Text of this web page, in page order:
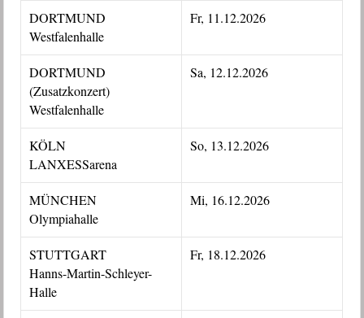
DORTMUND
Westfalenhalle
Fr, 11.12.2026
DORTMUND
(Zusatzkonzert)
Westfalenhalle
Sa, 12.12.2026
KÖLN
LANXESSarena
So, 13.12.2026
MÜNCHEN
Olympiahalle
Mi, 16.12.2026
STUTTGART
Hanns-Martin-Schleyer-
Halle
Fr, 18.12.2026